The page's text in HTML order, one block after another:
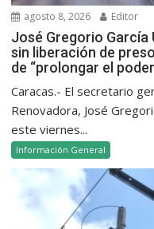
agosto 8, 2026 Editor
José Gregorio
sin liberación de
de “prolongar el
Caracas.- El secretario
Renovadora, José
este viernes...
Información General